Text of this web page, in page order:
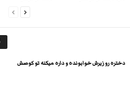
دختره رو زیرش خوابونده و داره میکنه تو کوصش